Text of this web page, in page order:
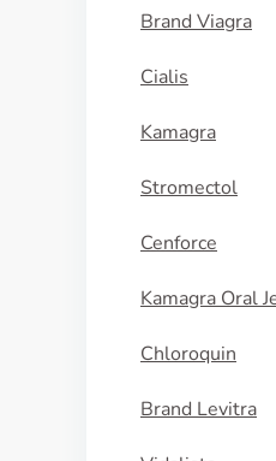
Brand Viagra
Cialis
Kamagra
Stromectol
Cenforce
Kamagra Oral
Chloroquin
Brand Levitra